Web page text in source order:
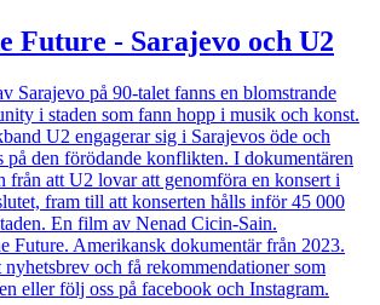
Future - Sarajevo och U2
Sarajevo på 90-talet fanns en blomstrande
i staden som fann hopp i musik och konst.
U2 engagerar sig i Sarajevos öde och
på den förödande konflikten. I dokumentären
från att U2 lovar att genomföra en konsert i
fram till att konserten hålls inför 45 000
En film av Nenad Cicin-Sain.
Future. Amerikansk dokumentär från 2023.
nyhetsbrev och få rekommendationer som
eller följ oss på facebook och Instagram.